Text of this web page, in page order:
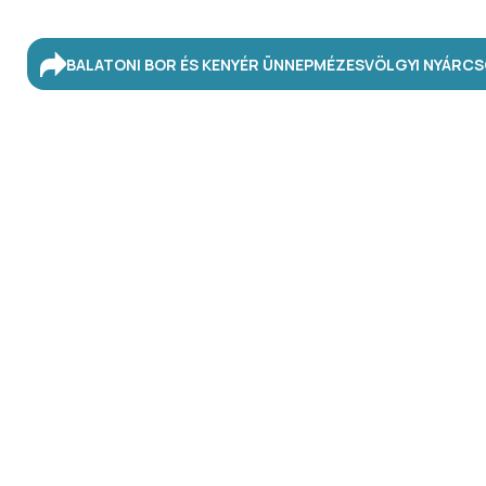
BALATONI BOR ÉS KENYÉR ÜNNEPMÉZESVÖLGYI NYÁR